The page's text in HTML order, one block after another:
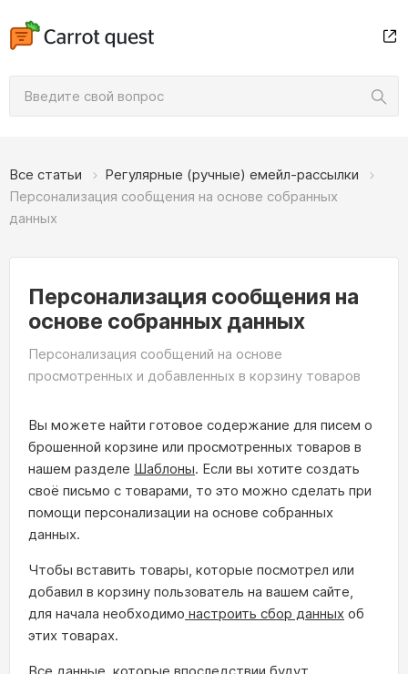
Все статьи
Регулярные (ручные) емейл‑рассылки
Персонализация сообщения на основе собранных
данных
Персонализация сообщения на
основе собранных данных
Персонализация сообщений на основе
просмотренных и добавленных в корзину товаров
Вы можете найти готовое содержание для писем о
брошенной корзине или просмотренных товаров в
нашем разделе Шаблоны. Если вы хотите создать
своё письмо с товарами, то это можно сделать при
помощи персонализации на основе собранных
данных.
Чтобы вставить товары, которые посмотрел или
добавил в корзину пользователь на вашем сайте,
для начала необходимо настроить сбор данных об
этих товарах.